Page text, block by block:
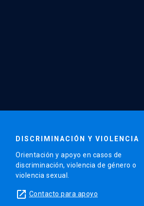
DISCRIMINACIÓN Y VIOLENCIA
Orientación y apoyo en casos de
discriminación, violencia de género o
violencia sexual.
launch Contacto para apoyo